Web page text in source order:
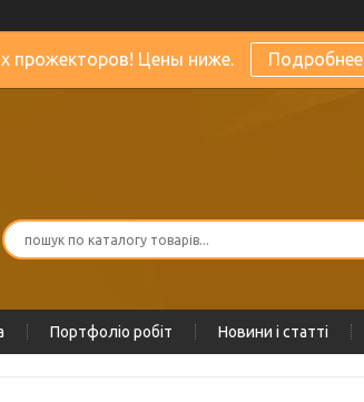
прожекторов! Цены ниже. Подробнее
Портфоліо робіт Новини і статті